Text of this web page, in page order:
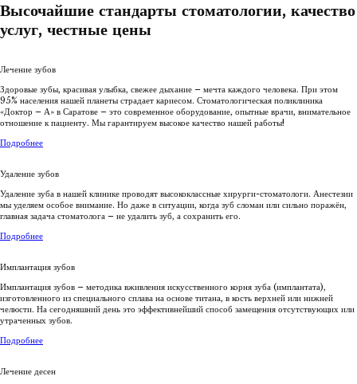
Высочайшие стандарты стоматологии, качество
услуг, честные цены
Лечение зубов
Здоровые зубы, красивая улыбка, свежее дыхание – мечта каждого человека. При этом
95% населения нашей планеты страдает кариесом. Стоматологическая поликлиника
«Доктор – А» в Саратове – это современное оборудование, опытные врачи, внимательное
отношение к пациенту. Мы гарантируем высокое качество нашей работы!
Подробнее
Удаление зубов
Удаление зуба в нашей клинике проводят высококлассные хирурги-стоматологи. Анестезии
мы уделяем особое внимание. Но даже в ситуации, когда зуб сломан или сильно поражён,
главная задача стоматолога – не удалить зуб, а сохранить его.
Подробнее
Имплантация зубов
Имплантация зубов – методика вживления искусственного корня зуба (имплантата),
изготовленного из специального сплава на основе титана, в кость верхней или нижней
челюсти. На сегодняшний день это эффективнейший способ замещения отсутствующих или
утраченных зубов.
Подробнее
Лечение десен